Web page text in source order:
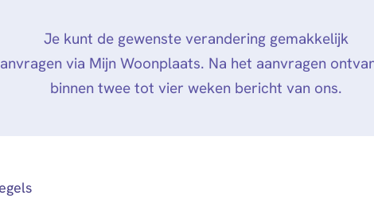
Je kunt de gewenste verandering gemakkelijk
via Mijn Woonplaats. Na het aanvragen
binnen twee tot vier weken bericht van ons.